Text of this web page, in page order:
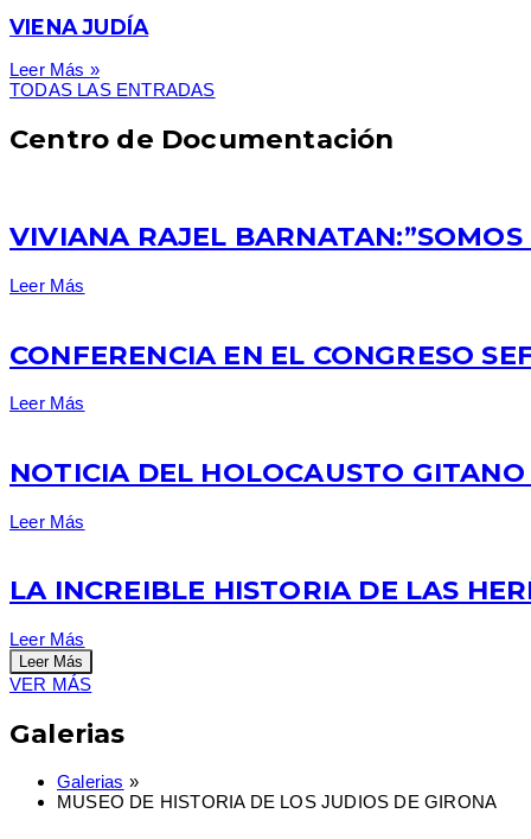
VIENA JUDÍA
Leer Más »
TODAS LAS ENTRADAS
Centro de Documentación
VIVIANA RAJEL
Leer Más
CONFERENCIA EN EL CONGRESO
Leer Más
NOTICIA DEL HOLOCAUSTO
Leer Más
LA INCREIBLE HISTORIA DE LAS
Leer Más
Leer Más
VER MÁS
Galerias
Galerias »
MUSEO DE HISTORIA DE LOS JUDIOS DE GIRONA